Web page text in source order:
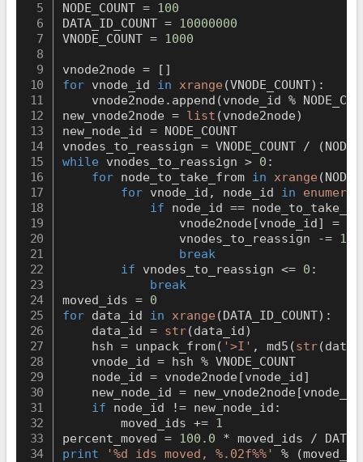
NODE_COUNT = 100
DATA_ID_COUNT = 10000000
VNODE_COUNT = 1000
vnode2node = [ ]
for vnode_id in xrange (VNODE_COUNT) :
    vnode2node
. append (vnode_id %
new_vnode2node = list (vnode2node)
new_node_id = NODE_COUNT
vnodes_to_reassign = VNODE_COUNT / (
while vnodes_to_reassign > 0 :
for node_to_take_from in xrange (
for vnode_id , node_id in
if node_id ==
                vnode2node
[vnode_id] =
                vnodes_to_reassign
-= 1
break
if vnodes_to_reassign <= 0 :
break
moved_ids = 0
for data_id in xrange (DATA_ID_COUNT) :
    data_id
= str(data_id)
    hsh
= unpack_from( '>I' , md5 (str(
    vnode_id
= hsh % VNODE_COUNT
    node_id
= vnode2node[vnode_id]
    new_node_id
= new_vnode2node[vnode_id
if node_id != new_node_id :
        moved_ids
+= 1
percent_moved = 100.0 * moved_ids /
print
'%d ids moved, %.02f%%' % (